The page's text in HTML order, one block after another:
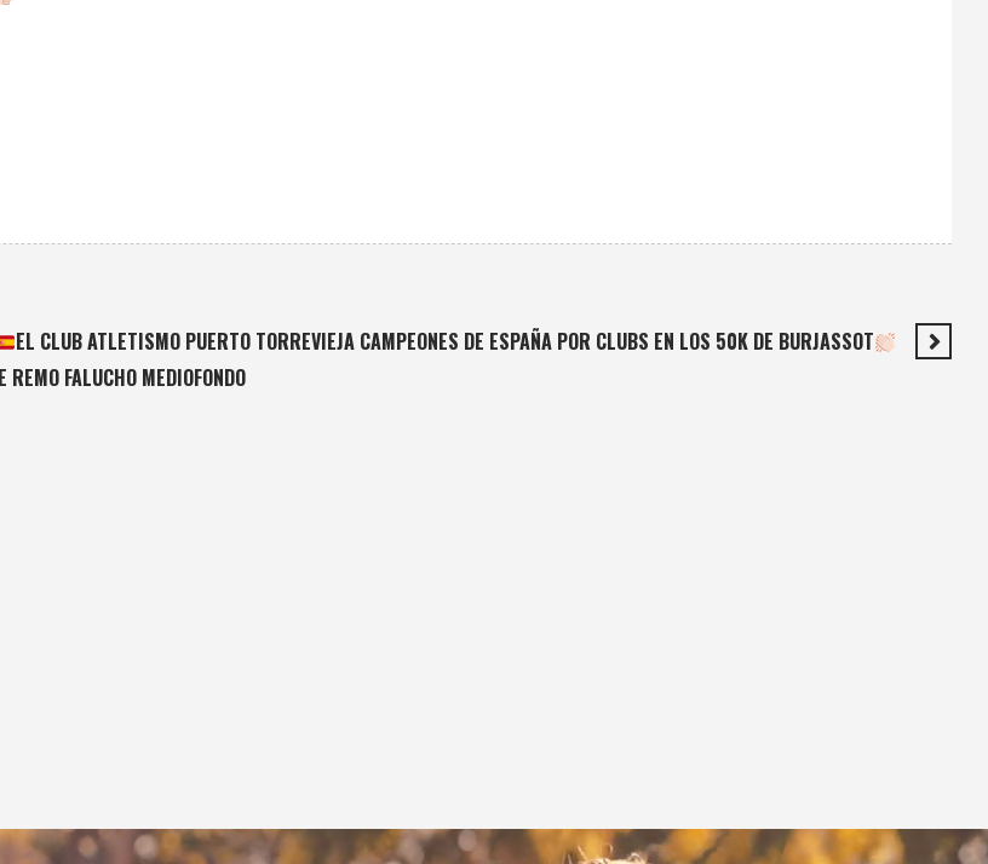
EL CLUB ATLETISMO PUERTO TORREVIEJA CAMPEONES DE ESPAÑA POR CLUBS EN LOS 50K DE BURJASSOT
FALUCHO MEDIOFONDO